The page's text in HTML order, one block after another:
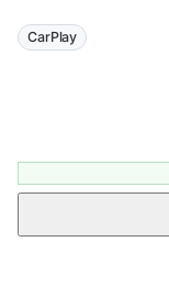
CarPlay